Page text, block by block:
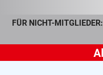
FÜR NICHT-MITGLIEDER: